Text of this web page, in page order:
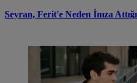
Seyran, Ferit'e Neden İmza